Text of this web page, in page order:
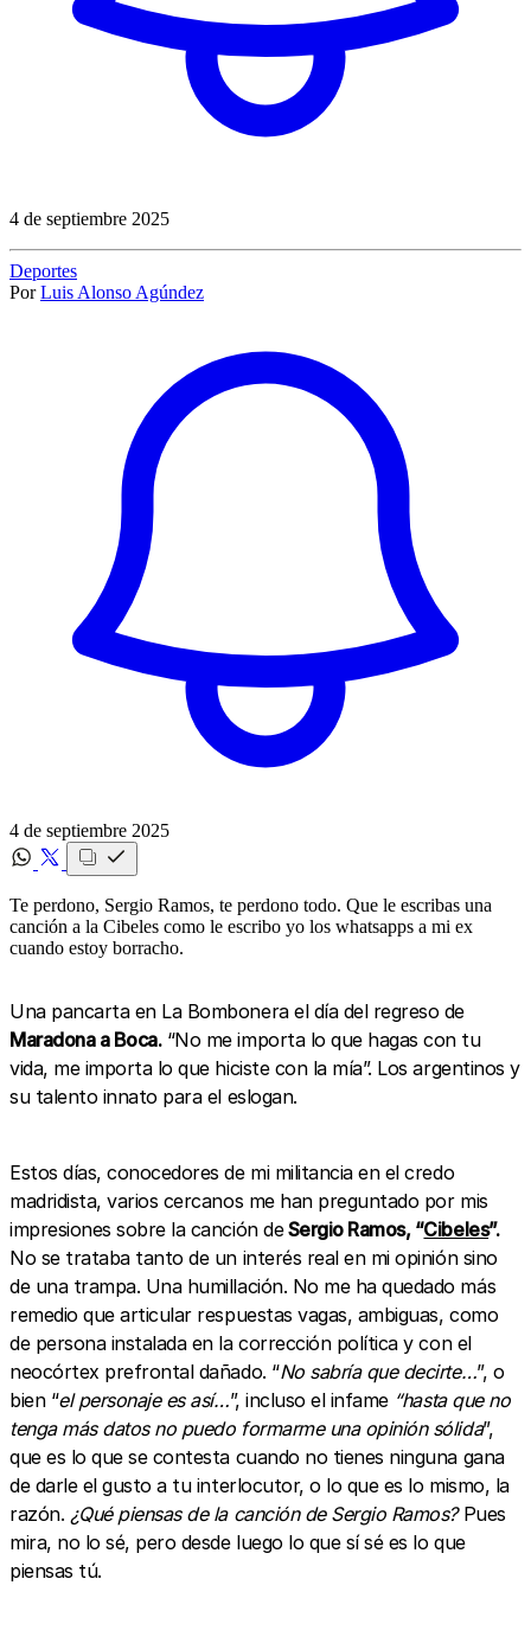
4 de septiembre 2025
Deportes
Por Luis Alonso Agúndez
4 de septiembre 2025
Te perdono, Sergio Ramos, te perdono todo. Que le escribas una
canción a la Cibeles como le escribo yo los whatsapps a mi ex
cuando estoy borracho.
Una pancarta en La Bombonera el día del regreso de
Maradona a Boca.“No me importa lo que hagas con tu
vida, me importa lo que hiciste con la mía”. Los argentinos y
su talento innato para el eslogan.
Estos días, conocedores de mi militancia en el credo
madridista, varios cercanos me han preguntado por mis
impresiones sobre la canción deSergio Ramos, “Cibeles”.
No se trataba tanto de un interés real en mi opinión sino
de una trampa. Una humillación. No me ha quedado más
remedio que articular respuestas vagas, ambiguas, como
de persona instalada en la corrección política y con el
neocórtex prefrontal dañado. “No sabría que decirte…”, o
bien “el personaje es así…”, incluso el infame “hasta que no
tenga más datos no puedo formarme una opinión sólida”,
que es lo que se contesta cuando no tienes ninguna gana
de darle el gusto a tu interlocutor, o lo que es lo mismo, la
razón. ¿Qué piensas de la canción de Sergio Ramos?Pues
mira, no lo sé, pero desde luego lo que sí sé es lo que
piensas tú.